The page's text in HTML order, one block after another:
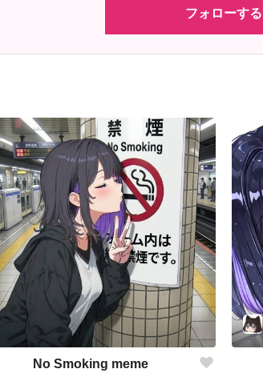
フォローする
No Smoking meme